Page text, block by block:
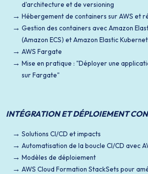
d'architecture et de versioning
Hébergement de containers sur AWS et
Gestion des containers avec Amazon
(Amazon ECS) et Amazon Elastic
AWS Fargate
Mise en pratique : "Déployer une
sur Fargate"
INTÉGRATION ET DÉPLOIEMENT
Solutions CI/CD et impacts
Automatisation de la boucle CI/CD avec
Modèles de déploiement
AWS Cloud Formation StackSets pour